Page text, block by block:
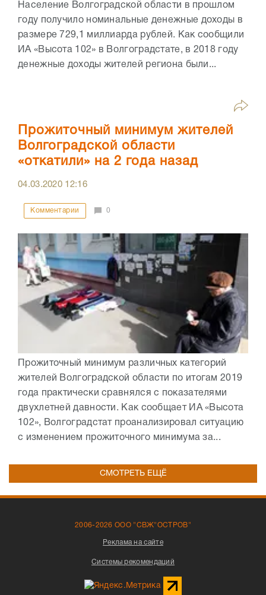
Население Волгоградской области в прошлом
году получило номинальные денежные доходы в
размере 729,1 миллиарда рублей. Как сообщили
ИА «Высота 102» в Волгоградстате, в 2018 году
денежные доходы жителей региона были...
Прожиточный минимум жителей
Волгоградской области
«откатили» на 2 года назад
04.03.2020 12:16
Комментарии 0
Прожиточный минимум различных категорий
жителей Волгоградской области по итогам 2019
года практически сравнялся с показателями
двухлетней давности. Как сообщает ИА «Высота
102», Волгоградстат проанализировал ситуацию
с изменением прожиточного минимума за...
СМОТРЕТЬ ЕЩЁ
2006-2026 ООО "СВЖ"ОСТРОВ"
Реклама на сайте
Системы рекомендаций